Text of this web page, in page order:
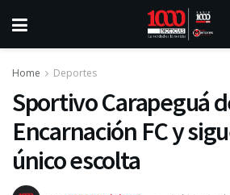
Home Deportes
Sportivo Carapeguá
Encarnación FC y
único escolta